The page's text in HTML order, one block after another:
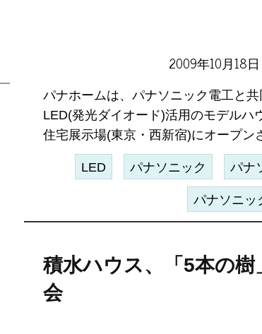
2009年10月18
パナホームは、パナソニック電工と
LED(発光ダイオード)活用のモデルハ
住宅展示場(東京・西新宿)にオープン
LED パナソニック パナ
パナソニッ
積水ハウス、「5本の樹
会